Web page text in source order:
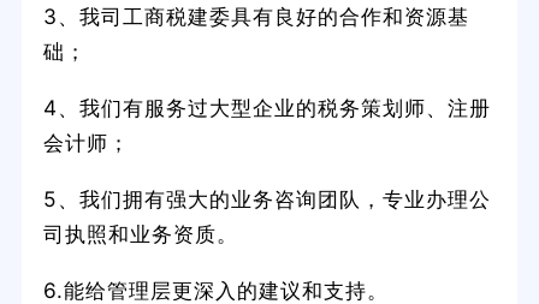
3、我司工商税建委具有良好的合作和资源基
础；
4、我们有服务过大型企业的税务策划师、注册
会计师；
5、我们拥有强大的业务咨询团队，专业办理公
司执照和业务资质。
6.能给管理层更深入的建议和支持。